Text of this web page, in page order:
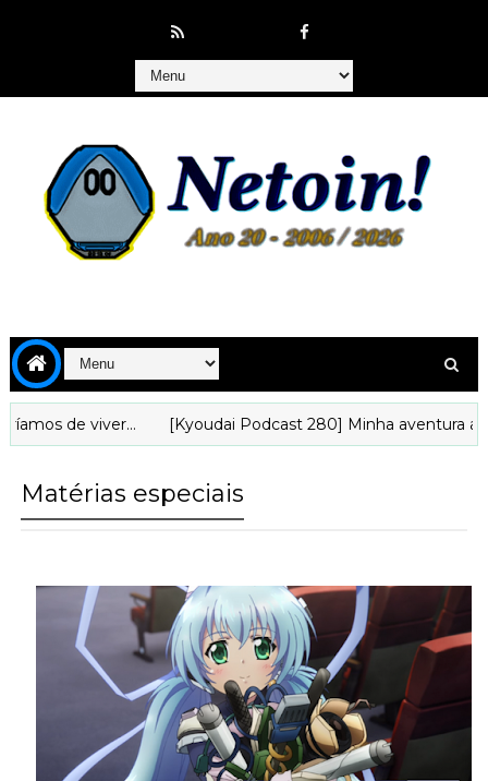
viver... [Kyoudai Podcast 280] Minha aventura
Matérias especiais